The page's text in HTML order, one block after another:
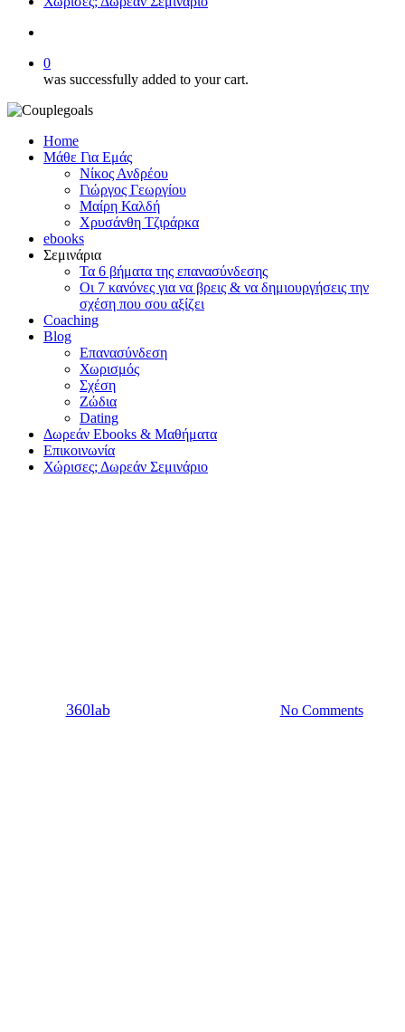
0
was successfully added to your cart.
Home
Μάθε Για Εμάς
Νίκος Ανδρέου
Γιώργος Γεωργίου
Μαίρη Καλδή
Χρυσάνθη Τζιράρκα
ebooks
Σεμινάρια
Τα 6 βήματα της επανασύνδεσης
Οι 7 κανόνες για να βρεις & να δημιουργήσεις την
σχέση που σου αξίζει
Coaching
Blog
Επανασύνδεση
Χωρισμός
Σχέση
Ζώδια
Dating
Δωρεάν Ebooks & Μαθήματα
Επικοινωνία
Χώρισες; Δωρεάν Σεμινάριο
360lab30/08/2016 No Comments